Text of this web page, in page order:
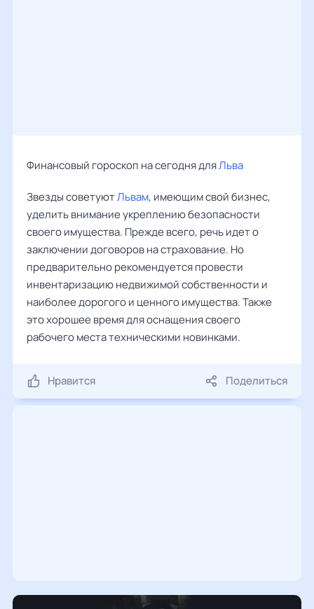
Финансовый гороскоп на сегодня дляЛьва
Звезды советуютЛьвам, имеющим свой бизнес,
уделить внимание укреплению безопасности
своего имущества. Прежде всего, речь идет о
заключении договоров на страхование. Но
предварительно рекомендуется провести
инвентаризацию недвижимой собственности и
наиболее дорогого и ценного имущества. Также
это хорошее время для оснащения своего
рабочего места техническими новинками.
Нравится Поделиться